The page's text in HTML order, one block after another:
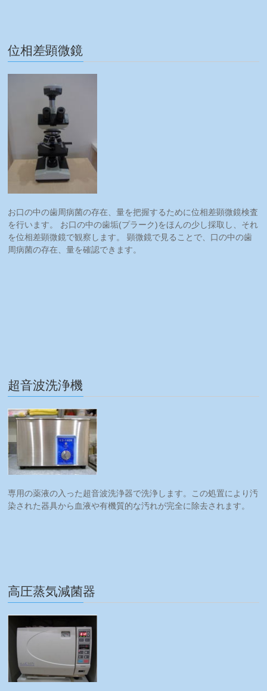
位相差顕微鏡
お口の中の歯周病菌の存在、量を把握するために位相差顕微鏡検査
を行います。 お口の中の歯垢(プラーク)をほんの少し採取し、それ
を位相差顕微鏡で観察します。 顕微鏡で見ることで、口の中の歯
周病菌の存在、量を確認できます。
超音波洗浄機
専用の薬液の入った超音波洗浄器で洗浄します。この処置により汚
染された器具から血液や有機質的な汚れが完全に除去されます。
高圧蒸気減菌器